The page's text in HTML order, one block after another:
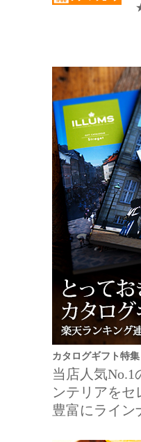
カタログギフト特集
当店人気
ンテリアを
豊富にライン